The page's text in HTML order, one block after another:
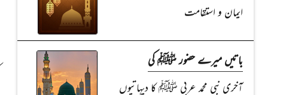
ایمان و استقامت
باتیں میرے حضور ﷺ کی
آخری نبی محمد عربی ﷺ کا دیہاتیوں